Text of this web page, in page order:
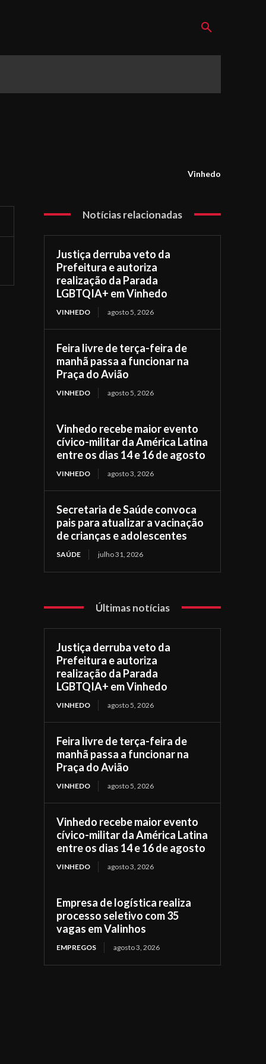
Vinhedo
Notícias relacionadas
Justiça derruba veto da
Prefeitura e autoriza
realização da Parada
LGBTQIA+ em Vinhedo
VINHEDO agosto 5, 2026
Feira livre de terça-feira de
manhã passa a funcionar na
Praça do Avião
VINHEDO agosto 5, 2026
Vinhedo recebe maior evento
cívico-militar da América Latina
entre os dias 14 e 16 de agosto
VINHEDO agosto 3, 2026
Secretaria de Saúde convoca
pais para atualizar a vacinação
de crianças e adolescentes
SAÚDE julho 31, 2026
Últimas notícias
Justiça derruba veto da
Prefeitura e autoriza
realização da Parada
LGBTQIA+ em Vinhedo
VINHEDO agosto 5, 2026
Feira livre de terça-feira de
manhã passa a funcionar na
Praça do Avião
VINHEDO agosto 5, 2026
Vinhedo recebe maior evento
cívico-militar da América Latina
entre os dias 14 e 16 de agosto
VINHEDO agosto 3, 2026
Empresa de logística realiza
processo seletivo com 35
vagas em Valinhos
EMPREGOS agosto 3, 2026